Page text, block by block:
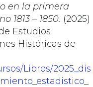
en la primera
1813 – 1850. (2025)
Estudios
Históricas de
Libros/2025_dis